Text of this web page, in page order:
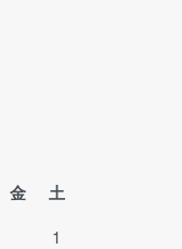
金 土
1